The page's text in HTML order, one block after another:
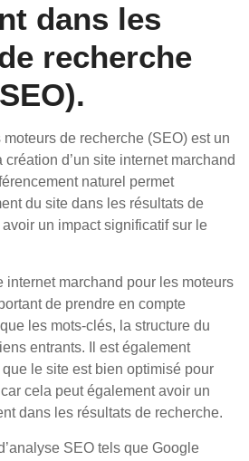
dans les
recherche
moteurs de recherche (SEO) est un
d’un site internet marchand
naturel permet
du site dans les résultats de
un impact significatif sur le
internet marchand pour les moteurs
de prendre en compte
les mots-clés, la structure du
entrants. Il est également
que le site est bien optimisé pour
cela peut également avoir un
dans les résultats de recherche.
SEO tels que Google